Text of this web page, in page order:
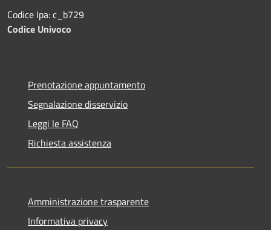
Codice Ipa: c_b729
Codice Univoco
Prenotazione appuntamento
Segnalazione disservizio
Leggi le FAQ
Richiesta assistenza
Amministrazione trasparente
Informativa privacy